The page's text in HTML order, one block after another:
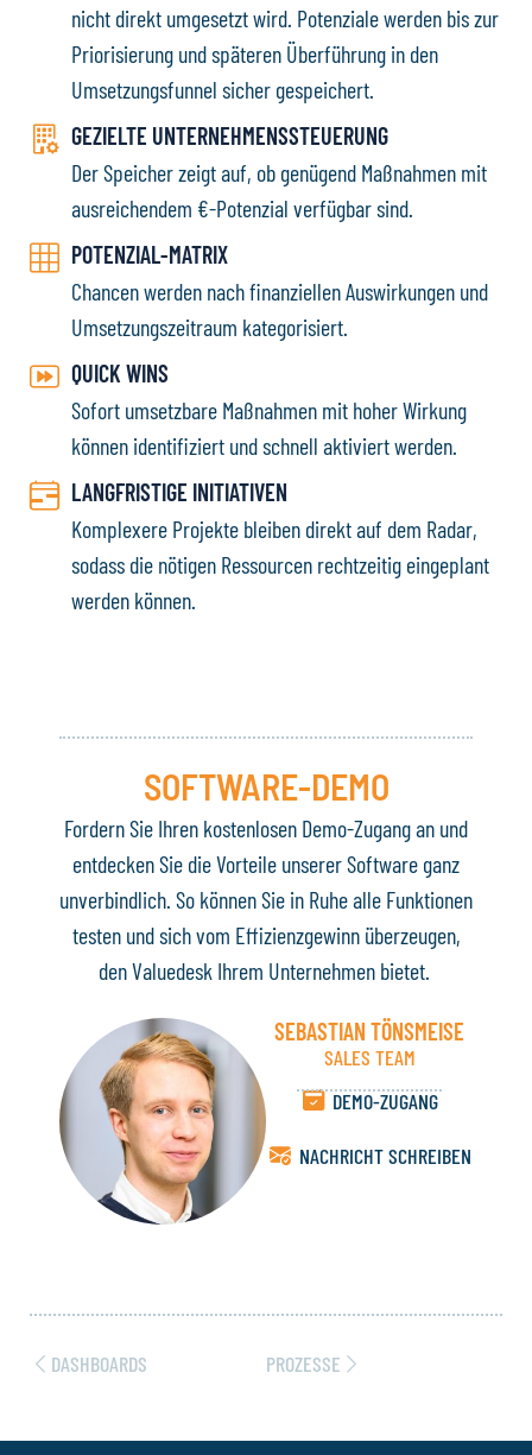
nicht direkt umgesetzt wird. Potenziale werden bis zur
Priorisierung und späteren Überführung in den
Umsetzungsfunnel sicher gespeichert.
GEZIELTE UNTERNEHMENSSTEUERUNG
Der Speicher zeigt auf, ob genügend Maßnahmen mit
ausreichendem €-Potenzial verfügbar sind.
POTENZIAL-MATRIX
Chancen werden nach finanziellen Auswirkungen und
Umsetzungszeitraum kategorisiert.
QUICK WINS
Sofort umsetzbare Maßnahmen mit hoher Wirkung
können identifiziert und schnell aktiviert werden.
LANGFRISTIGE INITIATIVEN
Komplexere Projekte bleiben direkt auf dem Radar,
sodass die nötigen Ressourcen rechtzeitig eingeplant
werden können.
SOFTWARE-DEMO
Fordern Sie Ihren kostenlosen Demo-Zugang an und
entdecken Sie die Vorteile unserer Software ganz
unverbindlich. So können Sie in Ruhe alle Funktionen
testen und sich vom Effizienzgewinn überzeugen,
den Valuedesk Ihrem Unternehmen bietet.
SEBASTIAN TÖNSMEISE
SALES TEAM
DEMO-ZUGANG
NACHRICHT SCHREIBEN
DASHBOARDS PROZESSE